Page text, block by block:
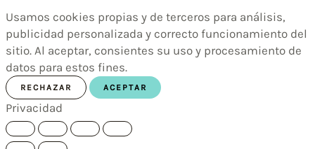
Usamos cookies propias y de terceros para análisis,
publicidad personalizada y correcto funcionamiento del
sitio. Al aceptar, consientes su uso y procesamiento de
datos para estos fines.
RECHAZAR ACEPTAR
Privacidad